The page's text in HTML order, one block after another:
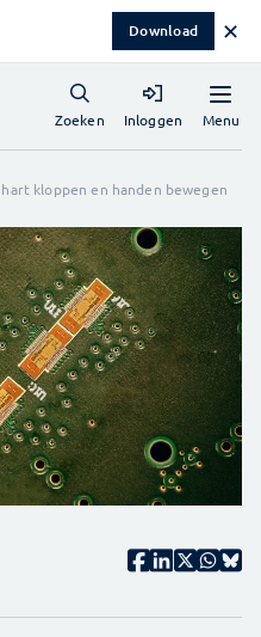
Download ✕
Menu
Zoeken Inloggen
kloppen en handen bewegen